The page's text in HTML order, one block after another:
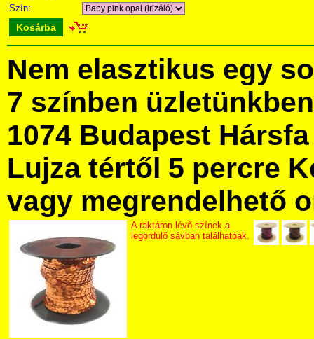
Szín:
Kosárba
Nem elasztikus egy
7 színben
1074 Budapest
Lujza tértől 5 percre
vagy megrendelhető
A raktáron lévő színek a
legördülő sávban találhatóak.